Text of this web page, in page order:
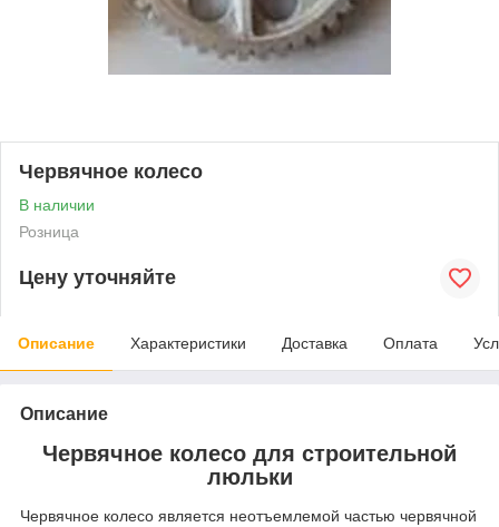
Червячное колесо
В наличии
Розница
Цену уточняйте
Описание Характеристики Доставка Оплата
Описание
Червячное колесо для строительной
люльки
Червячное колесо является неотъемлемой частью червячной